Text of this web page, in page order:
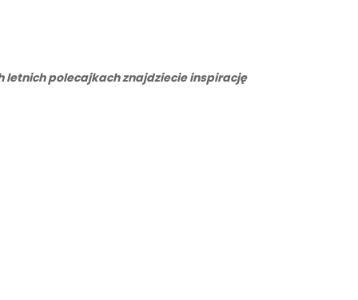
polecajkach znajdziecie inspirację